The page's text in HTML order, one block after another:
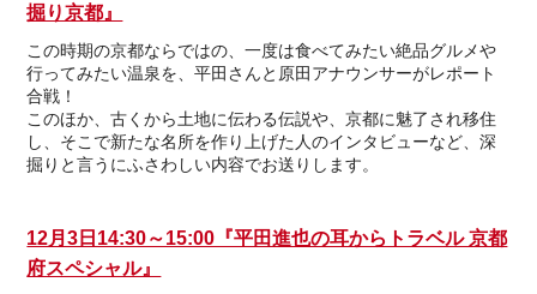
掘り京都』
この時期の京都ならではの、一度は食べてみたい絶品グルメや
行ってみたい温泉を、平田さんと原田アナウンサーがレポート
合戦！
このほか、古くから土地に伝わる伝説や、京都に魅了され移住
し、そこで新たな名所を作り上げた人のインタビューなど、深
掘りと言うにふさわしい内容でお送りします。
12月3日14:30～15:00『平田進也の耳からトラベル 京都
府スペシャル』